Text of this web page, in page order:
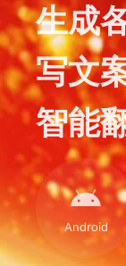
生成
写文
智能
Android